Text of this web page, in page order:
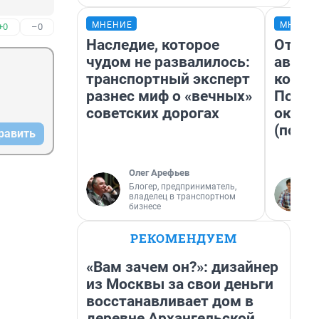
–0 МНЕНИЕ
Наследие, которое
чудом не развалилось:
транспортный эксперт
разнес миф о «вечных»
советских дорогах
Олег Арефьев
Блогер, предприниматель,
владелец в транспортном
бизнесе
От
РЕКОМЕНДУЕМ
«Вам зачем он?»: дизайнер
из Москвы за свои деньги
восстанавливает дом в